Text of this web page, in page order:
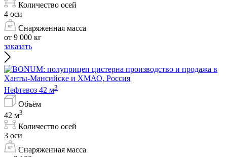
Количество осей
4 оси
Снаряженная масса
от 9 000 кг
заказать
Нефтевоз 42 м3
Объём
42 м3
Количество осей
3 оси
Снаряженная масса